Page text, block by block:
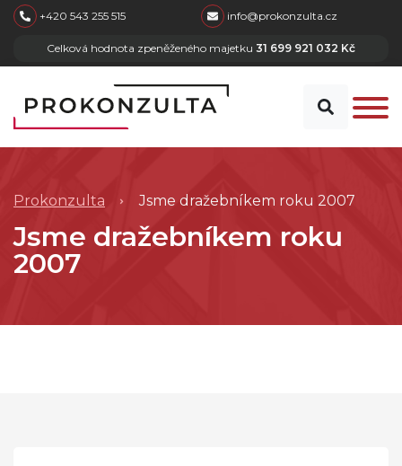
skip to main content
+420 543 255 515 info@prokonzulta.cz
Celková hodnota zpeněženého majetku 31 699 921 032 Kč
Prokonzulta Jsme dražebníkem roku 2007
Jsme dražebníkem roku
2007